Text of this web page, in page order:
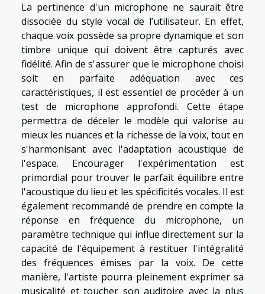
La pertinence d'un microphone ne saurait être
dissociée du style vocal de l’utilisateur. En effet,
chaque voix possède sa propre dynamique et son
timbre unique qui doivent être capturés avec
fidélité. Afin de s'assurer que le microphone choisi
soit en parfaite adéquation avec ces
caractéristiques, il est essentiel de procéder à un
test de microphone approfondi. Cette étape
permettra de déceler le modèle qui valorise au
mieux les nuances et la richesse de la voix, tout en
s'harmonisant avec l'adaptation acoustique de
l'espace. Encourager l'expérimentation est
primordial pour trouver le parfait équilibre entre
l'acoustique du lieu et les spécificités vocales. Il est
également recommandé de prendre en compte la
réponse en fréquence du microphone, un
paramètre technique qui influe directement sur la
capacité de l'équipement à restituer l'intégralité
des fréquences émises par la voix. De cette
manière, l'artiste pourra pleinement exprimer sa
musicalité et toucher son auditoire avec la plus